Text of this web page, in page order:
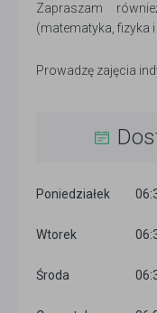
Zapraszam
(matematyka, fizyka
Prowadzę zajęcia
Poniedziałek
Wtorek
Środa